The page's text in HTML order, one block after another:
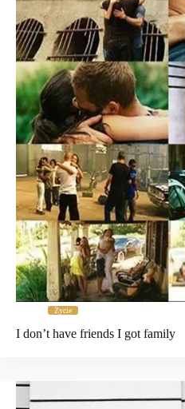
Życie
I don’t have friends I got family